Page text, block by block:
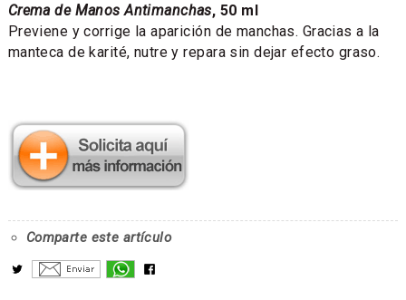
Crema de Manos Antimanchas, 50 ml
Previene y corrige la aparición de manchas. Gracias a la
manteca de karité, nutre y repara sin dejar efecto graso.
Comparte este artículo